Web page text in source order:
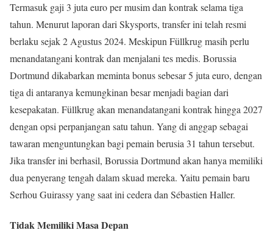
Termasuk gaji 3 juta euro per musim dan kontrak selama tiga
tahun. Menurut laporan dari Skysports, transfer ini telah resmi
berlaku sejak 2 Agustus 2024. Meskipun Füllkrug masih perlu
menandatangani kontrak dan menjalani tes medis. Borussia
Dortmund dikabarkan meminta bonus sebesar 5 juta euro, dengan
tiga di antaranya kemungkinan besar menjadi bagian dari
kesepakatan. Füllkrug akan menandatangani kontrak hingga 2027
dengan opsi perpanjangan satu tahun. Yang di anggap sebagai
tawaran menguntungkan bagi pemain berusia 31 tahun tersebut.
Jika transfer ini berhasil, Borussia Dortmund akan hanya memiliki
dua penyerang tengah dalam skuad mereka. Yaitu pemain baru
Serhou Guirassy yang saat ini cedera dan Sébastien Haller.
Tidak Memiliki Masa Depan